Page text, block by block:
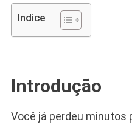
Indice
Introdução
Você já perdeu minutos